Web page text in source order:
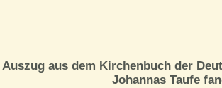
Auszug aus dem Kirchenbuch der
Johannas Taufe